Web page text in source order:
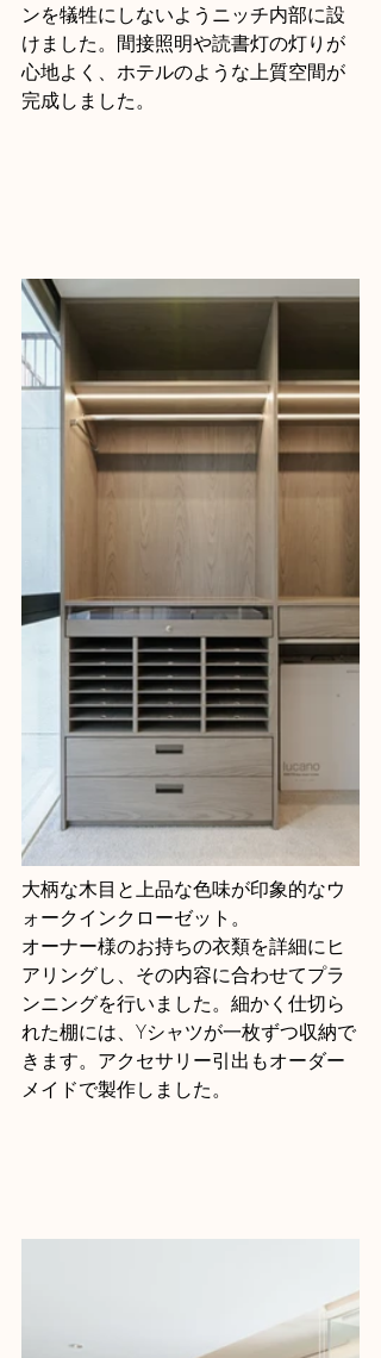
ンを犠牲にしないようニッチ内部に設
けました。間接照明や読書灯の灯りが
心地よく、ホテルのような上質空間が
完成しました。
大柄な木目と上品な色味が印象的なウ
ォークインクローゼット。
オーナー様のお持ちの衣類を詳細にヒ
アリングし、その内容に合わせてプラ
ンニングを行いました。細かく仕切ら
れた棚には、Yシャツが一枚ずつ収納で
きます。アクセサリー引出もオーダー
メイドで製作しました。